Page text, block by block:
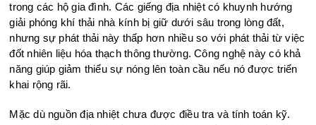
trong các hộ gia đình. Các giếng địa nhiệt có khuynh hướng
giải phóng khí thải nhà kính bị giữ dưới sâu trong lòng đất,
nhưng sự phát thải này thấp hơn nhiều so với phát thải từ việc
đốt nhiên liệu hóa thạch thông thường. Công nghệ này có khả
năng giúp giảm thiểu sự nóng lên toàn cầu nếu nó được triển
khai rộng rãi.
Mặc dù nguồn địa nhiệt chưa được điều tra và tính toán kỹ.